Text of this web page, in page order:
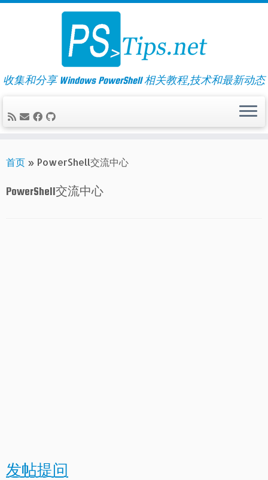
Skip
收集和分享 Windows PowerShell 相关教程,技术和最新动态
首页 » PowerShell交流中心
PowerShell交流中心
发帖提问